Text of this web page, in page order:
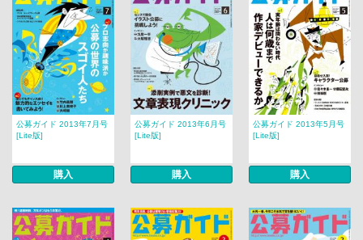
公募ガイド 2013年7月号
[Lite版]
購入
公募ガイド 2013年6月号
[Lite版]
購入
公募ガイド 2013年5月号
[Lite版]
購入